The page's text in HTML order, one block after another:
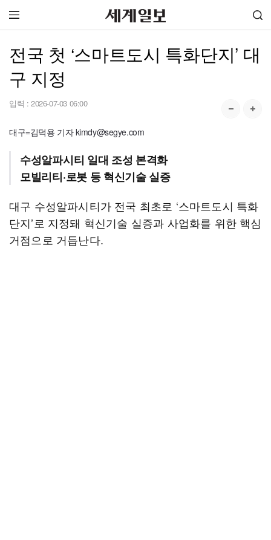
전국 첫 ‘스마트도시 특화단지’ 대
구 지정
입력 : 2026-07-03 06:00
대구=김덕용 기자 kimdy@segye.com
수성알파시티 일대 조성 본격화
모빌리티·로봇 등 혁신기술 실증
대구 수성알파시티가 전국 최초로 ‘스마트도시 특화
단지’로 지정돼 혁신기술 실증과 사업화를 위한 핵심
거점으로 거듭난다.